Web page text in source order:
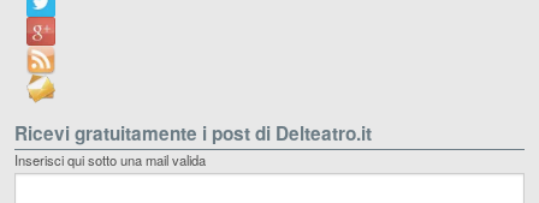
Ricevi gratuitamente i post di Delteatro.it
Inserisci qui sotto una mail valida